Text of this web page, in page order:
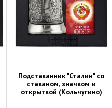
Подстаканник "Сталин" со
стаканом, значком и
открыткой (Кольчугино)